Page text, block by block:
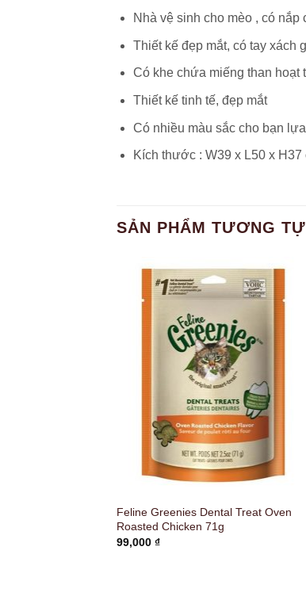
Nhà vệ sinh cho mèo , có
Thiết kế đẹp mắt, có tay xách
Có khe chứa miếng than hoạt
Thiết kế tinh tế, đẹp mắt
Có nhiều màu sắc cho bạn
Kích thước : W39 x L50 x H37
SẢN PHẨM TƯƠNG TỰ
Feline Greenies Dental Treat Oven
Roasted Chicken 71g
99,000 ₫